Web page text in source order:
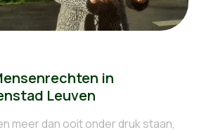
in
Leuven
meer dan ooit onder druk staan,